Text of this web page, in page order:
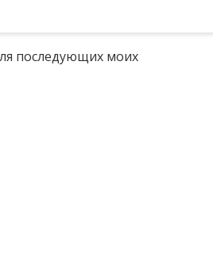
последующих моих